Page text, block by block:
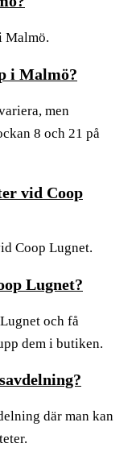
Malmö.
i Malmö?
men
8 och 21 på
vid Coop
Coop Lugnet.
Lugnet?
och få
dem i butiken.
där man kan